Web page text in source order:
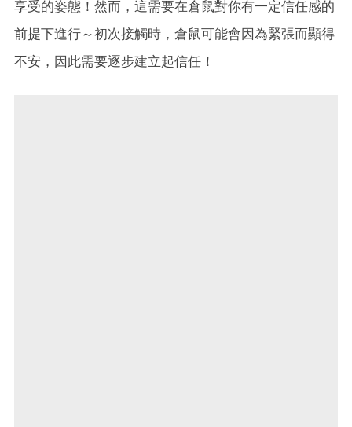
享受的姿態！然而，這需要在倉鼠對你有一定信任感的
前提下進行～初次接觸時，倉鼠可能會因為緊張而顯得
不安，因此需要逐步建立起信任！